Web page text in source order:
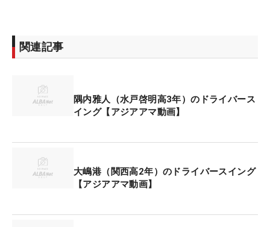
真】
今大会の出場資格は世界アマチュアランキング。例
年、大学生を中心とした日本のトップ選手が出場す
アー史上初のアマ2勝を挙げた世界アマランキング1
位の蝉川泰果や国内男子ツアー「ダイヤモンドカッ
ン」で3位タイに入った杉浦悠太、今年の日本アマ
関連記事
隅内雅人（水戸啓明高3年）のドライバース
イング【アジアアマ動画】
大嶋港（関西高2年）のドライバースイング
【アジアアマ動画】